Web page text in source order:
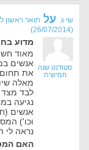
שי ג. על תואר ראשון
(
26/07/2014
)
סטודנט שנה
חמישית
מדוע
מאוד
אנשים
את תחום
מאלה
לבד מצד
נגיעה
אנשים
וכו')
נראה לי
האם